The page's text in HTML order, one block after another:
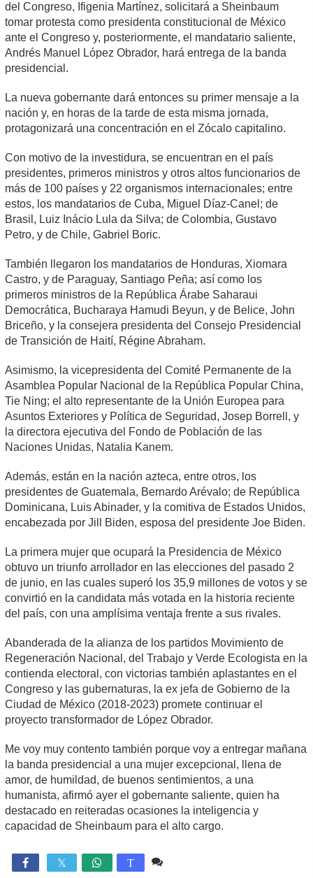
del Congreso, Ifigenia Martínez, solicitará a Sheinbaum
tomar protesta como presidenta constitucional de México
ante el Congreso y, posteriormente, el mandatario saliente,
Andrés Manuel López Obrador, hará entrega de la banda
presidencial.
La nueva gobernante dará entonces su primer mensaje a la
nación y, en horas de la tarde de esta misma jornada,
protagonizará una concentración en el Zócalo capitalino.
Con motivo de la investidura, se encuentran en el país
presidentes, primeros ministros y otros altos funcionarios de
más de 100 países y 22 organismos internacionales; entre
estos, los mandatarios de Cuba, Miguel Díaz-Canel; de
Brasil, Luiz Inácio Lula da Silva; de Colombia, Gustavo
Petro, y de Chile, Gabriel Boric.
También llegaron los mandatarios de Honduras, Xiomara
Castro, y de Paraguay, Santiago Peña; así como los
primeros ministros de la República Árabe Saharaui
Democrática, Bucharaya Hamudi Beyun, y de Belice, John
Briceño, y la consejera presidenta del Consejo Presidencial
de Transición de Haití, Régine Abraham.
Asimismo, la vicepresidenta del Comité Permanente de la
Asamblea Popular Nacional de la República Popular China,
Tie Ning; el alto representante de la Unión Europea para
Asuntos Exteriores y Política de Seguridad, Josep Borrell, y
la directora ejecutiva del Fondo de Población de las
Naciones Unidas, Natalia Kanem.
Además, están en la nación azteca, entre otros, los
presidentes de Guatemala, Bernardo Arévalo; de República
Dominicana, Luis Abinader, y la comitiva de Estados Unidos,
encabezada por Jill Biden, esposa del presidente Joe Biden.
La primera mujer que ocupará la Presidencia de México
obtuvo un triunfo arrollador en las elecciones del pasado 2
de junio, en las cuales superó los 35,9 millones de votos y se
convirtió en la candidata más votada en la historia reciente
del país, con una amplísima ventaja frente a sus rivales.
Abanderada de la alianza de los partidos Movimiento de
Regeneración Nacional, del Trabajo y Verde Ecologista en la
contienda electoral, con victorias también aplastantes en el
Congreso y las gubernaturas, la ex jefa de Gobierno de la
Ciudad de México (2018-2023) promete continuar el
proyecto transformador de López Obrador.
Me voy muy contento también porque voy a entregar mañana
la banda presidencial a una mujer excepcional, llena de
amor, de humildad, de buenos sentimientos, a una
humanista, afirmó ayer el gobernante saliente, quien ha
destacado en reiteradas ocasiones la inteligencia y
capacidad de Sheinbaum para el alto cargo.
 T